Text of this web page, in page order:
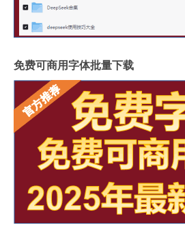
免费可商用字体批量下载